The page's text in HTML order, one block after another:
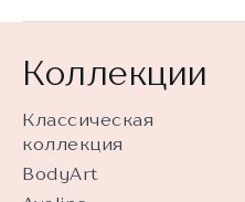
Коллекции
Классическая
коллекция
BodyArt